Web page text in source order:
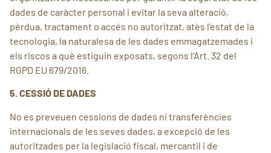
dades de caràcter personal i evitar la seva alteració,
pèrdua, tractament o accés no autoritzat, atès l’estat de la
tecnologia, la naturalesa de les dades emmagatzemades i
els riscos a què estiguin exposats, segons l’Art. 32 del
RGPD EU 679/2016.
5. CESSIÓ DE DADES
No es preveuen cessions de dades ni transferències
internacionals de les seves dades, a excepció de les
autoritzades per la legislació fiscal, mercantil i de